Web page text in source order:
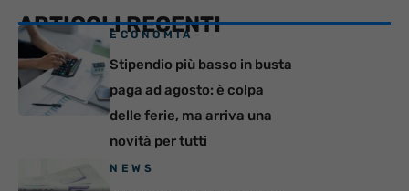
ARTICOLI RECENTI
ECONOMIA
Stipendio più basso in busta
paga ad agosto: è colpa
delle ferie, ma arriva una
novità per tutti
NEWS